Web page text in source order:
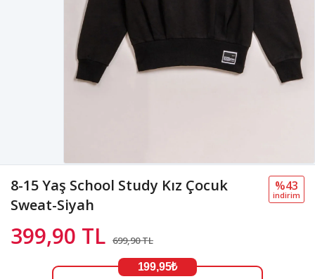
8-15 Yaş School Study Kız Çocuk
Sweat-Siyah
399,90 TL 699,90 TL
%43
i̇ndi̇ri̇m
199,95₺